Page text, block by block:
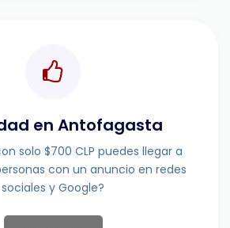
en Antofagasta
solo $700 CLP puedes llegar a
con un anuncio en redes
sociales y Google?